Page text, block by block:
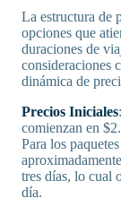
La estructura de
opciones que
duraciones de
consideraciones
dinámica de
Precios Iniciales
comienzan en
Para los
tres días, lo cual
día.